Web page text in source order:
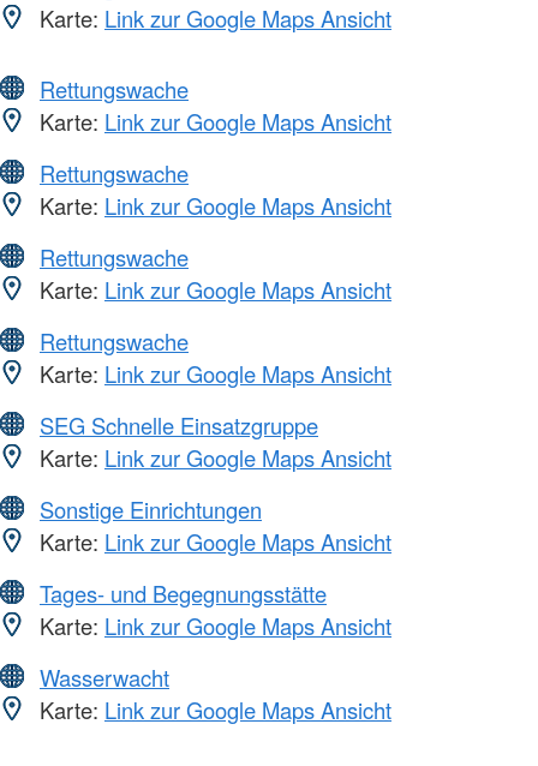
Karte: Link zur Google Maps Ansicht
Rettungswache
Karte: Link zur Google Maps Ansicht
Rettungswache
Karte: Link zur Google Maps Ansicht
Rettungswache
Karte: Link zur Google Maps Ansicht
Rettungswache
Karte: Link zur Google Maps Ansicht
SEG Schnelle Einsatzgruppe
Karte: Link zur Google Maps Ansicht
Sonstige Einrichtungen
Karte: Link zur Google Maps Ansicht
Tages- und Begegnungsstätte
Karte: Link zur Google Maps Ansicht
Wasserwacht
Karte: Link zur Google Maps Ansicht